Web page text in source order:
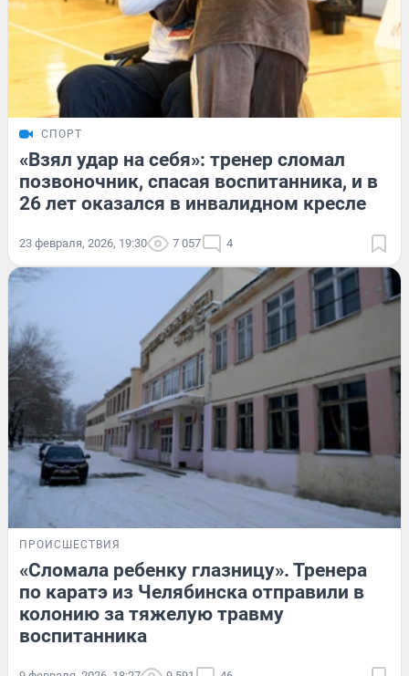
СПОРТ
«Взял удар на себя»: тренер сломал
позвоночник, спасая воспитанника, и в
26 лет оказался в инвалидном кресле
23 февраля, 2026, 19:30 7 057 4
ПРОИСШЕСТВИЯ
«Сломала ребенку глазницу». Тренера
по каратэ из Челябинска отправили в
колонию за тяжелую травму
воспитанника